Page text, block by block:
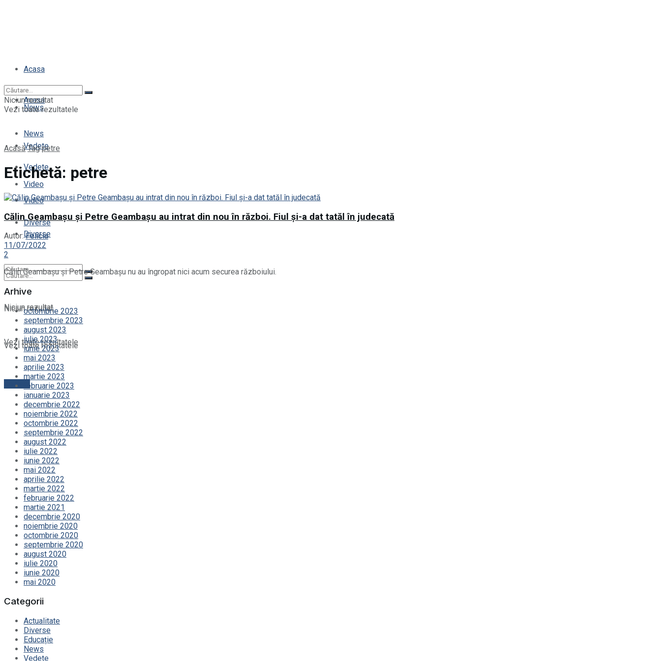
Acasa
News
Vedete
Video
Diverse
Niciun rezultat
Vezi toate rezultatele
Contact
Acasa
News
Vedete
Video
Diverse
Niciun rezultat
Vezi toate rezultatele
Niciun rezultat
Vezi toate rezultatele
Acasă Tag petre
Etichetă: petre
Călin Geambașu și Petre Geambașu au intrat din nou în război. Fiul și-a dat tatăl în judecată
Autor: Felicia
11/07/2022
2
Călin Geambașu și Petre Geambașu nu au îngropat nici acum securea războiului.
Arhive
octombrie 2023
septembrie 2023
august 2023
iulie 2023
iunie 2023
mai 2023
aprilie 2023
martie 2023
februarie 2023
ianuarie 2023
decembrie 2022
noiembrie 2022
octombrie 2022
septembrie 2022
august 2022
iulie 2022
iunie 2022
mai 2022
aprilie 2022
martie 2022
februarie 2022
martie 2021
decembrie 2020
noiembrie 2020
octombrie 2020
septembrie 2020
august 2020
iulie 2020
iunie 2020
mai 2020
Categorii
Actualitate
Diverse
Educație
News
Vedete